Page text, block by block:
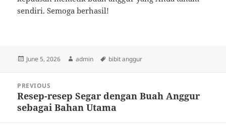
sendiri. Semoga berhasil!
Posted
June 5, 2026 Author
admin Tags
bibit anggur
navigation
PREVIOUS
Previous
post:
Resep-resep Segar dengan Buah Anggur
sebagai Bahan Utama